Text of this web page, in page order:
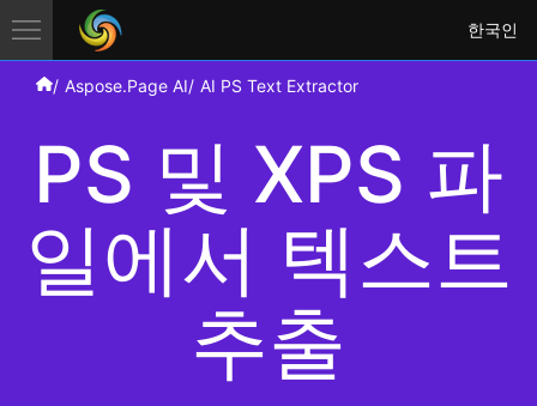
한국인
Aspose.Page AI AI PS Text Extractor
PS 및 XPS 파
일에서 텍스트
추출